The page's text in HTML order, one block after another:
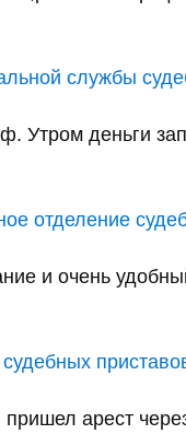
службы
Утром деньги
отделение
и очень
арест